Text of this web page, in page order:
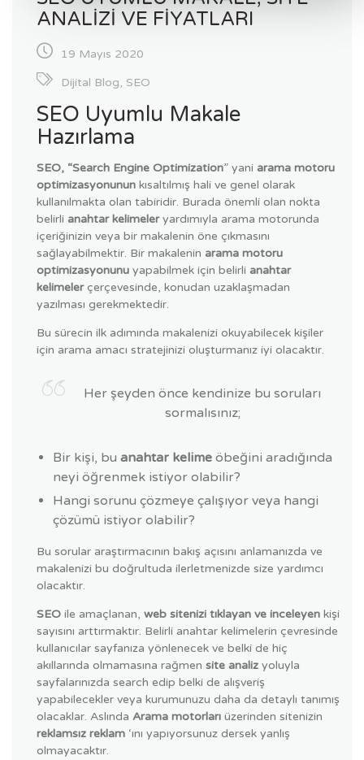
ANALIZI VE FIYATLARI
19 Mayıs 2020
Dijital Blog, SEO
SEO Uyumlu Makale
Hazırlama
SEO, “Search Engine Optimization” yani arama motoru
optimizasyonunun kısaltılmış hali ve genel olarak
kullanılmakta olan tabiridir. Burada önemli olan nokta
belirli anahtar kelimeleryardımıyla arama motorunda
içeriğinizin veya bir makalenin öne çıkmasını
sağlayabilmektir. Bir makalenin arama motoru
optimizasyonunu yapabilmek için belirli anahtar
kelimelerçerçevesinde, konudan uzaklaşmadan
yazılması gerekmektedir.
Bu sürecin ilk adımında makalenizi okuyabilecek kişiler
için arama amacı stratejinizi oluşturmanız iyi olacaktır.
Her şeyden önce kendinize bu soruları
sormalısınız;
Bir kişi, bu anahtar kelime öbeğini aradığında
neyi öğrenmek istiyor olabilir?
Hangi sorunu çözmeye çalışıyor veya hangi
çözümü istiyor olabilir?
Bu sorular araştırmacının bakış açısını anlamanızda ve
makalenizi bu doğrultuda ilerletmenizde size yardımcı
olacaktır.
SEO ile amaçlanan, web sitenizi tıklayan ve inceleyen kişi
sayısını arttırmaktır. Belirli anahtar kelimelerin çevresinde
kullanıcılar sayfanıza yönlenecek ve belki de hiç
akıllarında olmamasına rağmen site analiz yoluyla
sayfalarınızda search edip belki de alışveriş
yapabilecekler veya kurumunuzu daha da detaylı tanımış
olacaklar. Aslında Arama motorları üzerinden sitenizin
reklamsız reklam ‘ını yapıyorsunuz dersek yanlış
olmayacaktır.